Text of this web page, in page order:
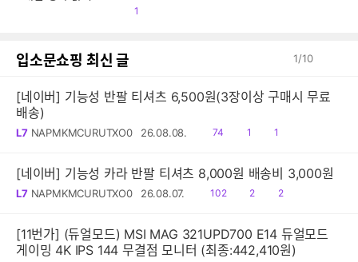
공1
입소문쇼핑 최신 글 1/10
[네이버] 기능성 반팔 티셔츠 6,500원(3장이상 구매시 무료
배송)
L7 NAPMKMCURUTXO0 26.08.08.
읽
74
공1
댓1
[네이버] 기능성 카라 반팔 티셔츠 8,000원 배송비 3,000원
L7 NAPMKMCURUTXO0 26.08.07.
읽
102
공
2
댓
2
[11번가] (듀얼모드) MSI MAG 321UPD700 E14 듀얼모드
게이밍 4K IPS 144 무결점 모니터 (최종:442,410원)